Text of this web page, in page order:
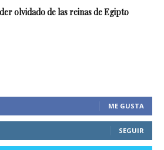
olvidado de las reinas de Egipto
ME GUSTA
SEGUIR